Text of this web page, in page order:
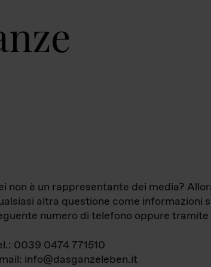
anz
non è un rappresentante dei media?
altra questione come informazioni
numero di telefono oppure tramite
0039 0474 771510
info@dasganzeleben.it